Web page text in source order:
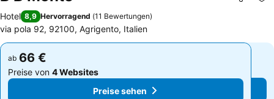
Hotel 8,9 Hervorragend (11 Bewertungen)
via pola 92, 92100, Agrigento, Italien
ab 66 €
Preise von 4 Websites
Preise sehen
ab 66 €
Preise von 4 Websites
Preise sehen